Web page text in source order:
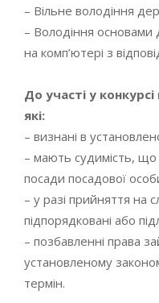
– Вільне володіння
– Володіння основами
на комп’ютері з
До участі у
які:
– визнані в
– мають судимість, що
посади посадової
– у разі прийняття на
підпорядковані або
– позбавленні права
установленому
термін.